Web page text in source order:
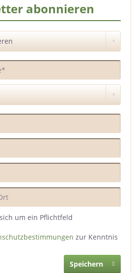
abonnieren
um ein Pflichtfeld
zur Kenntnis
Speichern